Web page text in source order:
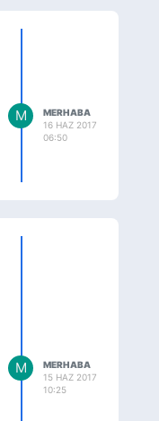
M
MERHABA
16 HAZ 2017
06:50
M
MERHABA
15 HAZ 2017
10:25